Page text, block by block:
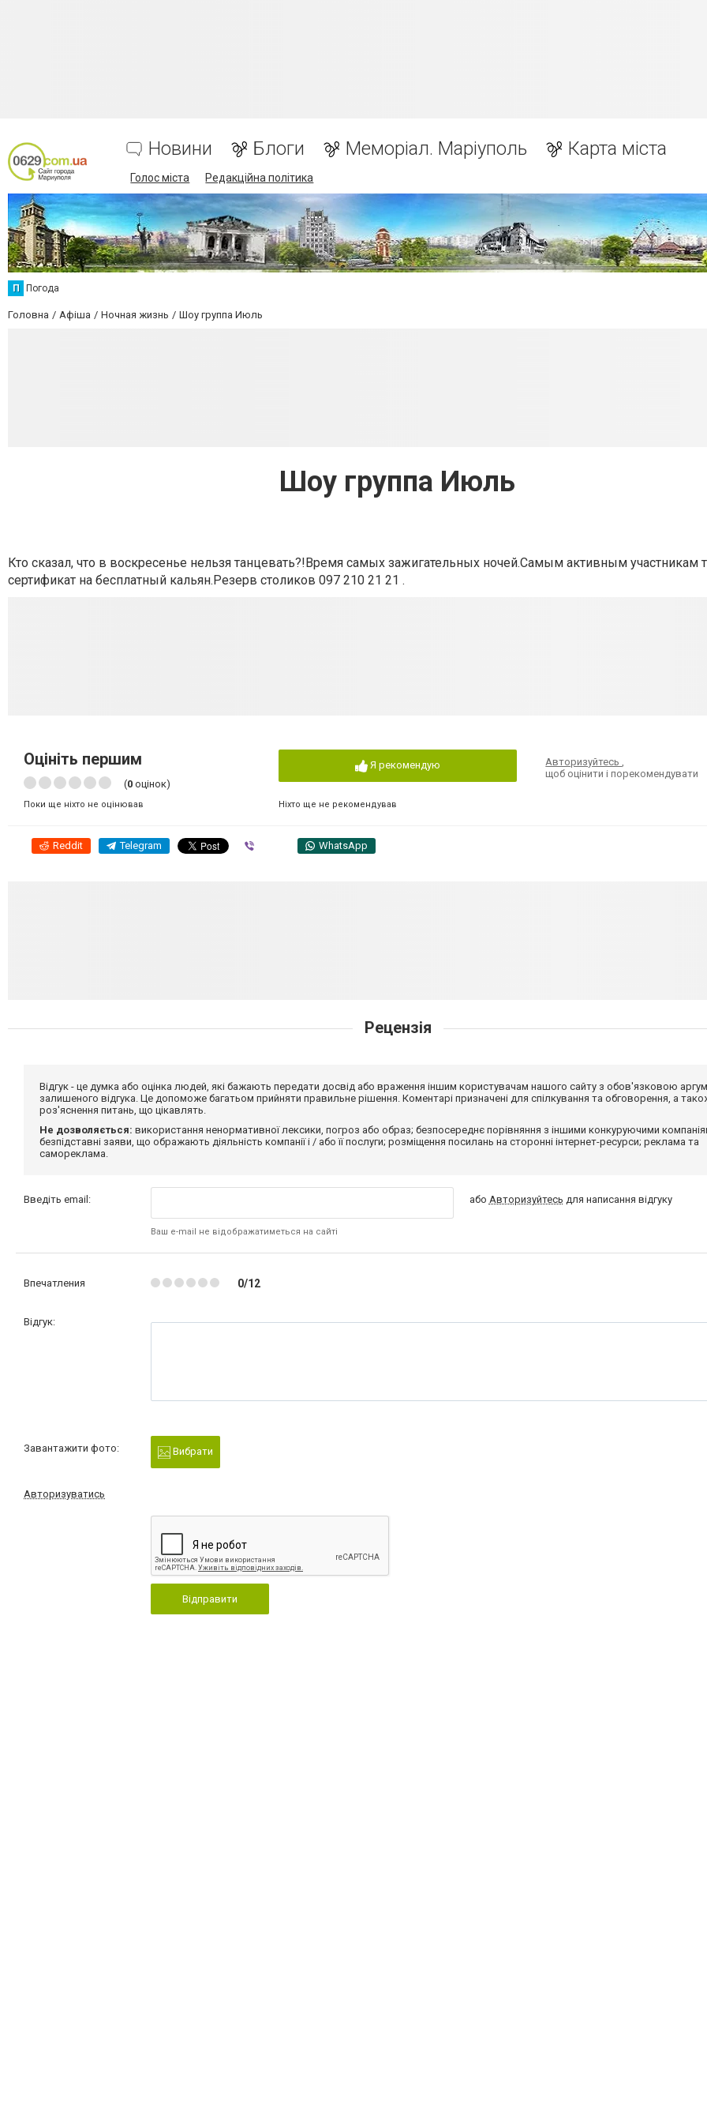
Новини Блоги Меморіал. Маріуполь Карта міста
Голос міста Редакційна політика
П Погода
Головна Афіша Ночная жизнь Шоу группа Июль
Шоу группа Июль
Кто сказал, что в воскресенье нельзя танцевать?!Время самых зажигательных ночей.Самым активным участникам
сертификат на бесплатный кальян.Резерв столиков 097 210 21 21 .
Оцініть першим
(0 оцінок)
Поки ще ніхто не оцінював
Я рекомендую
Ніхто ще не рекомендував
Авторизуйтесь,
щоб оцінити і порекомендувати
Reddit Telegram WhatsApp
Рецензія
Відгук - це думка або оцінка людей, які бажають передати досвід або враження іншим користувачам нашого сайту з обов'язковою
залишеного відгука. Це допоможе багатьом прийняти правильне рішення. Коментарі призначені для спілкування та обговорення, а
роз'яснення питань, що цікавлять.
Не дозволяється: використання ненормативної лексики, погроз або образ; безпосереднє порівняння з іншими конкуруючими
безпідставні заяви, що ображають діяльність компанії і / або її послуги; розміщення посилань на сторонні інтернет-ресурси; реклама та
самореклама.
Введіть email:
Ваш e-mail не відображатиметься на сайті
або Авторизуйтесь для написання відгуку
Впечатления 0/12
Відгук:
Завантажити фото: Вибрати
Авторизуватись
Відправити